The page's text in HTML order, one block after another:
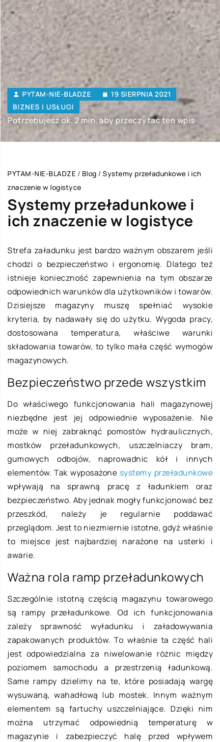
PYTAM-NIE-BLADZE
19 SIERPNIA 2021
BIZNES I USŁUGI
Potrzebujesz ok. 2 min. aby przeczytać ten wpis
PYTAM-NIE-BLADZE / Blog / Systemy przeładunkowe i ich
znaczenie w logistyce
Systemy przeładunkowe i
ich znaczenie w logistyce
Strefa załadunku jest bardzo ważnym obszarem jeśli
chodzi o bezpieczeństwo i ergonomię. Dlatego też
istnieje konieczność zapewnienia na tym obszarze
odpowiednich warunków dla użytkowników i towarów.
Dzisiejsze magazyny muszę spełniać wysokie
kryteria, by nadawały się do użytku. Wygoda pracy,
dostosowana temperatura, właściwe warunki
składowania towarów, to tylko mała część wymogów
magazynowych.
Bezpieczeństwo przede wszystkim
Do właściwego funkcjonowania hali magazynowej
niezbędne jest jej odpowiednie wyposażenie. Nie
może w niej zabraknąć pomostów hydraulicznych,
mostków przeładunkowych, uszczelniaczy bram,
gumowych odbojów, naprowadnic kół i innych
elementów. Tak wyposażone systemy przeładunkowe
wpływają na sprawną pracę z ładunkiem oraz
bezpieczeństwo. Aby jednak mogły funkcjonować bez
przeszkód, należy je regularnie poddawać
przeglądom. Jest to niezmiernie istotne, gdyż właśnie
to miejsce jest najbardziej narażone na usterki i
awarie.
Ważna rola ramp przeładunkowych
Szczególnie istotną częścią magazynu towarowego
są rampy przeładunkowe. Od ich funkcjonowania
zależy sprawność wyładunku i załadowywania
zapakowanych produktów. To właśnie ta część hali
jest odpowiedzialna za niwelowanie różnic między
poziomem samochodu a przestrzenią ładunkową.
Same rampy dzielimy na te, które posiadają wargę
wysuwaną, wahadłową lub mostek. Innym ważnym
elementem są fartuchy uszczelniające. Dzięki nim
można utrzymać odpowiednią temperaturę w
magazynie i zabezpieczyć halę przed wpływem